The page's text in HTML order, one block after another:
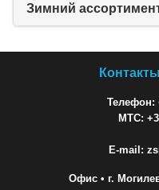
Зимний
Контакты
Телефон:
МТС:
E-mail:
Офис• г.